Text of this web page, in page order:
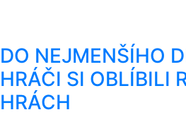
DO NEJMENŠÍHO
HRÁČI SI OBLÍBILI
HRÁCH